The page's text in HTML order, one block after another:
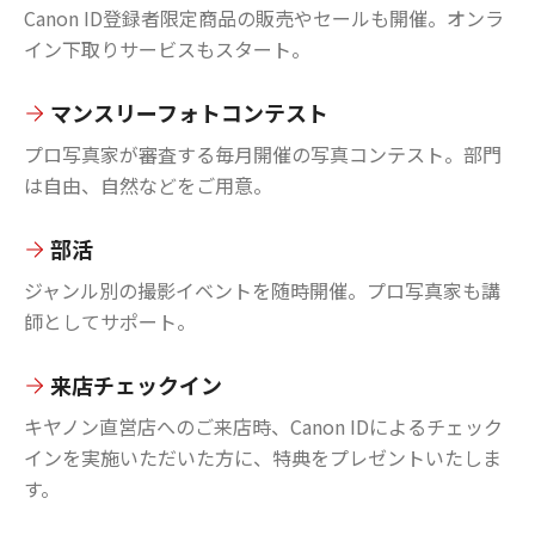
Canon ID登録者限定商品の販売やセールも開催。オンラ
イン下取りサービスもスタート。
マンスリーフォトコンテスト
プロ写真家が審査する毎月開催の写真コンテスト。部門
は自由、自然などをご用意。
部活
ジャンル別の撮影イベントを随時開催。プロ写真家も講
師としてサポート。
来店チェックイン
キヤノン直営店へのご来店時、Canon IDによるチェック
インを実施いただいた方に、特典をプレゼントいたしま
す。